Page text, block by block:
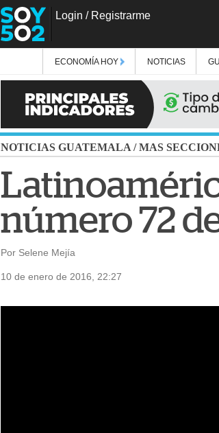
Login / Registrarme
ECONOMÍA HOY NOTICIAS
NOTICIAS GUATEMALA /MAS
número 72
Por Selene Mejía
10 de enero de 2016, 22:27